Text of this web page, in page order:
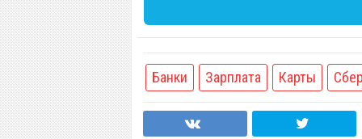
Банки Зарплата Карты